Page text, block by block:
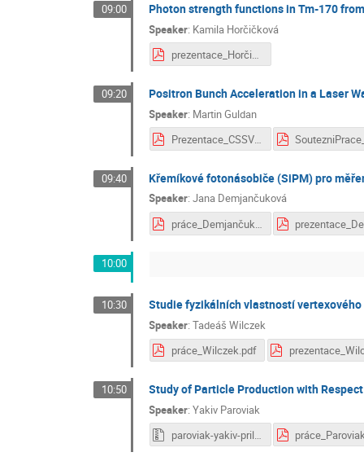
09:00 Photon strength functions in Tm-170
Speaker: Kamila Horčičková
prezentace_Horčičková.pdf
09:20 Positron Bunch Acceleration in a Laser
Speaker: Martin Guldan
Prezentace_CSSVK2025_Guldan.pdf
09:40 Křemíkové fotonásobiče (SiPM) pro
Speaker:Jana Demjančuková
práce_Demjančuková.pdf
10:00
10:30 Studie fyzikálních vlastností
Speaker:Tadeáš Wilczek
práce_Wilczek.pdf
10:50 Study of Particle Production with
Speaker:Yakiv Paroviak
paroviak-yakiv-prilohy.zip